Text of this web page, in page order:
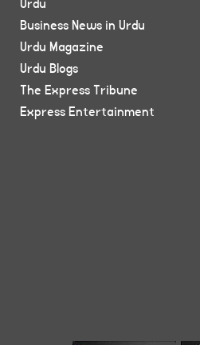
Urdu
Business News in Urdu
Urdu Magazine
Urdu Blogs
The Express Tribune
Express Entertainment